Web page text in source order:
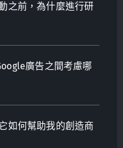
之前，為什麼進行研
廣告之間考慮哪
如何幫助我的創造商